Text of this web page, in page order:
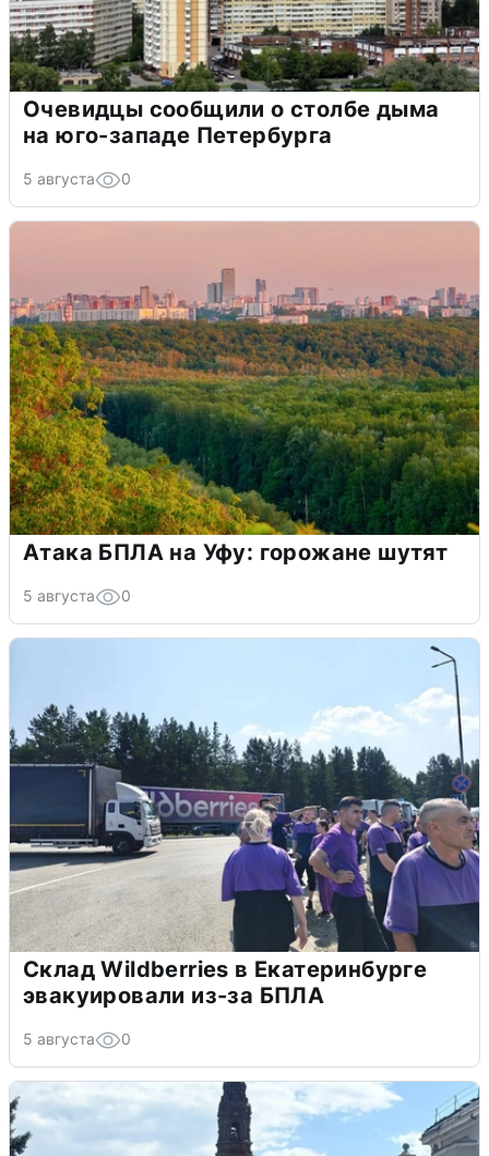
Очевидцы сообщили о столбе дыма
на юго-западе Петербурга
5 августа 0
Атака БПЛА на Уфу: горожане шутят
5 августа 0
Склад Wildberries в Екатеринбурге
эвакуировали из-за БПЛА
5 августа 0